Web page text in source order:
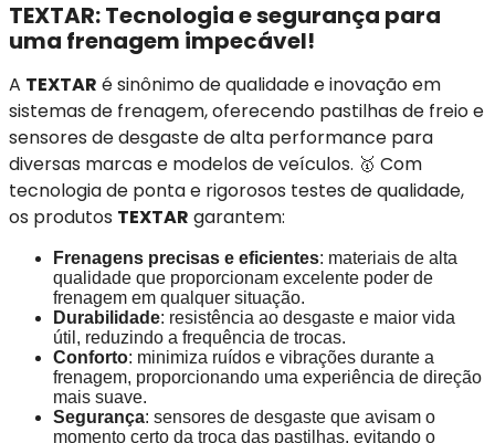
TEXTAR: Tecnologia e segurança para
uma frenagem impecável!
A TEXTAR é sinônimo de qualidade e inovação em
sistemas de frenagem, oferecendo pastilhas de freio e
sensores de desgaste de alta performance para
diversas marcas e modelos de veículos. 🥇 Com
tecnologia de ponta e rigorosos testes de qualidade,
os produtos TEXTAR garantem:
Frenagens precisas e eficientes: materiais de alta
qualidade que proporcionam excelente poder de
frenagem em qualquer situação.
Durabilidade: resistência ao desgaste e maior vida
útil, reduzindo a frequência de trocas.
Conforto: minimiza ruídos e vibrações durante a
frenagem, proporcionando uma experiência de direção
mais suave.
Segurança: sensores de desgaste que avisam o
momento certo da troca das pastilhas, evitando o